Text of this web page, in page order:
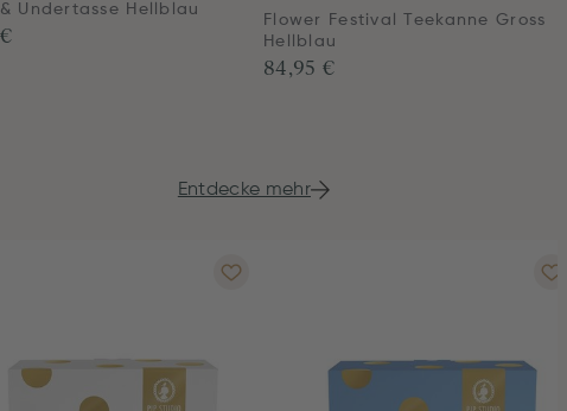
& Undertasse Hellblau
Flower Festival Teekanne Gross
Hellblau
84,95 €
Entdecke mehr